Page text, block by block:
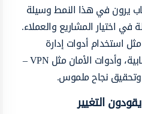
يرون في هذا النمط وسيلة
في اختيار المشاريع والعملاء.
استخدام أدوات إدارة
الوقت، خدمات الحوسبة السحابية، وأدوات الأمان مثل VPN –
وتحقيق نجاح ملموس.
التغيير